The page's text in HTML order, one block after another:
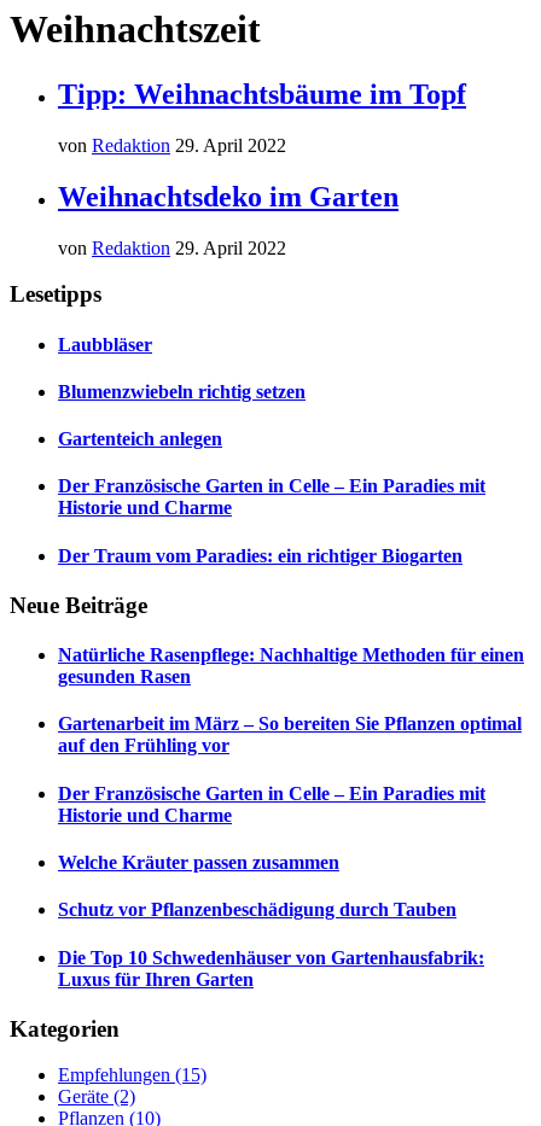
Weihnachtszeit
Tipp: Weihnachtsbäume im Topf
von Redaktion 29. April 2022
Weihnachtsdeko im Garten
von Redaktion 29. April 2022
Lesetipps
Laubbläser
Blumenzwiebeln richtig setzen
Gartenteich anlegen
Der Französische Garten in Celle – Ein Paradies mit
Historie und Charme
Der Traum vom Paradies: ein richtiger Biogarten
Neue Beiträge
Natürliche Rasenpflege: Nachhaltige Methoden für einen
gesunden Rasen
Gartenarbeit im März – So bereiten Sie Pflanzen optimal
auf den Frühling vor
Der Französische Garten in Celle – Ein Paradies mit
Historie und Charme
Welche Kräuter passen zusammen
Schutz vor Pflanzenbeschädigung durch Tauben
Die Top 10 Schwedenhäuser von Gartenhausfabrik:
Luxus für Ihren Garten
Kategorien
Empfehlungen (15)
Geräte (2)
Pflanzen (10)